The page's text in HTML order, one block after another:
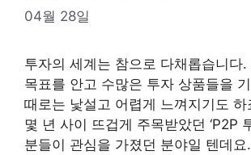
04월 28일
투자의 세계는 참으로 다채롭습니다
목표를 안고 수많은 투자 상품들을
때로는 낯설고 어렵게 느껴지기도
몇 년 사이 뜨겁게 주목받았던 ‘P2P
분들이 관심을 가졌던 분야일 텐데